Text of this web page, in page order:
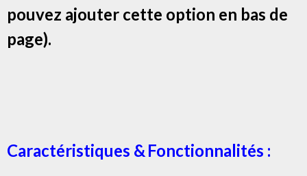
pouvez ajouter cette option en bas de
page).
Caractéristiques &Fonctionnalités :